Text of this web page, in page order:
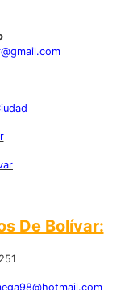
De Bolívar: